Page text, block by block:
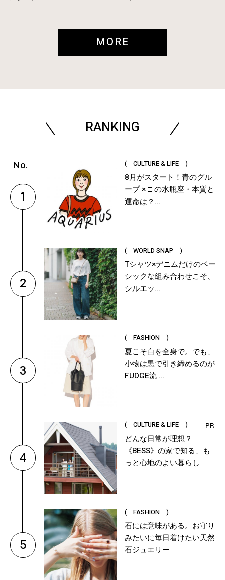
MORE
RANKING
1
( CULTURE & LIFE )
8月がスタート！青のグル
ープ × □ の水瓶座・本質と
運命は？...
2
( WORLD SNAP )
Tシャツ×デニムだけのベー
シックな組み合わせこそ、
シルエッ...
3
( FASHION )
夏こそ白を全身で。でも、
小物は黒で引き締めるのが
FUDGE流 ...
4
( CULTURE & LIFE )
どんな日常が理想？
《BESS》の家で知る、も
っと心地のよい暮らし
5
( FASHION )
石には意味がある。お守り
みたいに毎日着けたい天然
石ジュエリー